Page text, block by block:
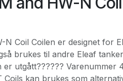
N Coil Coilen er designet for
brukes til andre Eleaf
er utgått?????? Varenummer
Coils kan brukes som